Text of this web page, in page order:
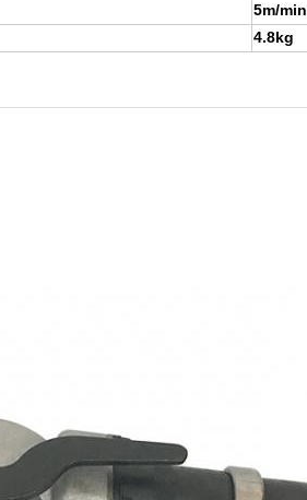
5m/min
4.8kg